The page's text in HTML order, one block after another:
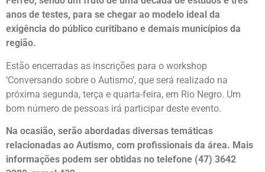
anos de testes, para se chegar ao modelo ideal da
exigência do público curitibano e demais municípios da
região.
Estão encerradas as inscrições para o workshop
‘Conversando sobre o Autismo’, que será realizado na
próxima segunda, terça e quarta-feira, em Rio Negro. Um
bom número de pessoas irá participar deste evento.
Na ocasião, serão abordadas diversas temáticas
relacionadas ao Autismo, com profissionais da área. Mais
informações podem ser obtidas no telefone (47) 3642